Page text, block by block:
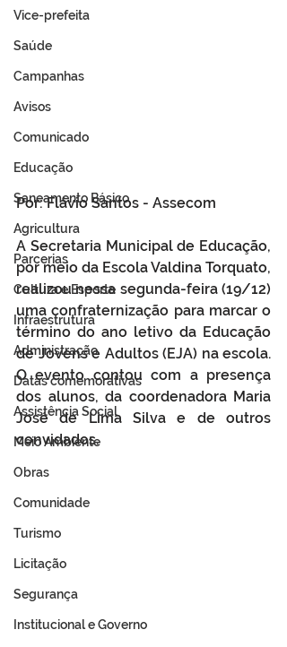
Vice-prefeita
Saúde
Campanhas
Avisos
Comunicado
Educação
Saneamento Básico
Agricultura
Parcerias
Cultura e Esporte
Infraestrutura
Administração
Datas comemorativas
Assistência Social
Meio Ambiente
Obras
Comunidade
Turismo
Licitação
Segurança
Institucional e Governo
Por: Flávio Santos - Assecom
A Secretaria Municipal de Educação,
por meio da Escola Valdina Torquato,
realizou nessa segunda-feira (19/12)
uma confraternização para marcar o
término do ano letivo da Educação
de Jovens e Adultos (EJA) na escola.
O evento contou com a presença
dos alunos, da coordenadora Maria
José de Lima Silva e de outros
convidados.